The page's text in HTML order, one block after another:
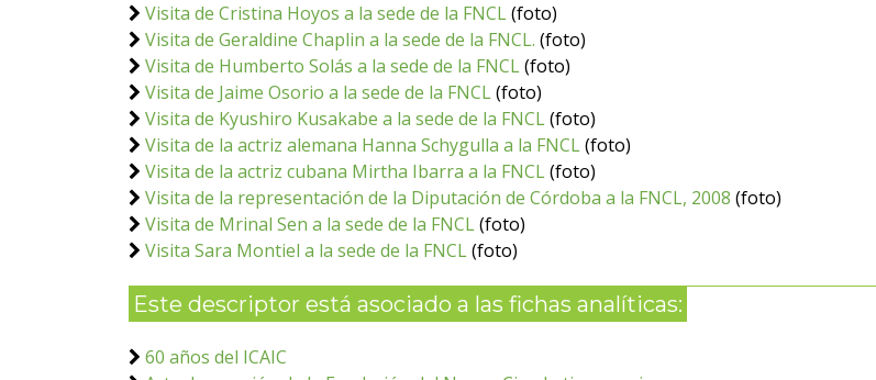
Visita de Cristina Hoyos a la sede de la FNCL(foto)
Visita de Geraldine Chaplin a la sede de la FNCL. (foto)
Visita de Humberto Solás a la sede de la FNCL(foto)
Visita de Jaime Osorio a la sede de la FNCL(foto)
Visita de Kyushiro Kusakabe a la sede de la FNCL(foto)
Visita de la actriz alemana Hanna Schygulla a la FNCL(foto)
Visita de la actriz cubana Mirtha Ibarra a la FNCL(foto)
Visita de la representación de la Diputación de Córdoba a la FNCL, 2008 (foto)
Visita de Mrinal Sen a la sede de la FNCL(foto)
Visita Sara Montiel a la sede de la FNCL(foto)
Este descriptor está asociado a las fichas analíticas:
60 años del ICAIC